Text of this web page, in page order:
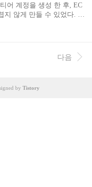
이드가 있으니 참고하면
]@[ec2 instance의 public ..
어 계정을 생성 한 후, EC
지 않게 만들 수 있었다. 워
잘 되어 있었기 때문에 따
여유를 가지고 빠짐없이
전에 해야되는 설정 AWS
-> 이 단계에서 저장되는 p
준다. 해당..
다음
by Tistory